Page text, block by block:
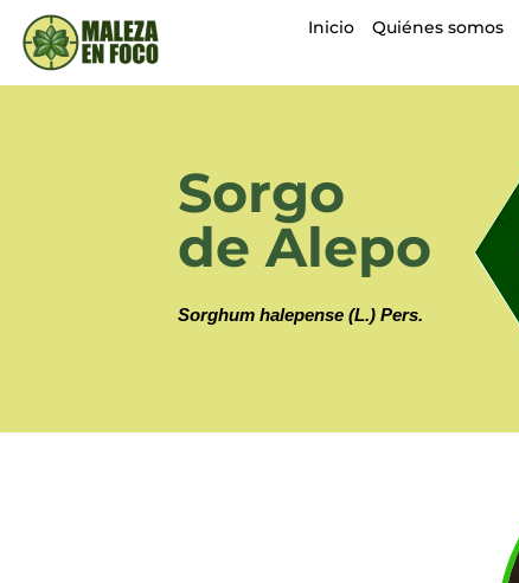
Inicio Quiénes somos
Sorgo
de Alepo
Sorghum halepense (L.) Pers.